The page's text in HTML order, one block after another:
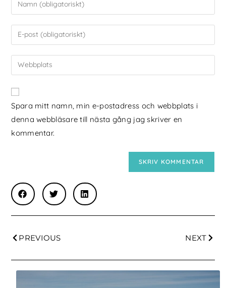
Spara mitt namn, min e-postadress och webbplats i
denna webbläsare till nästa gång jag skriver en
kommentar.
PREVIOUS NEXT